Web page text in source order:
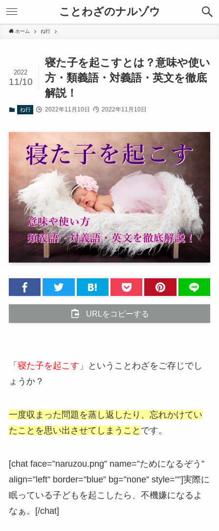
ことわざのナルゾウ
ホーム ね行
寝た子を起こすとは？意味や使い
方・類義語・対義語・英文を徹底
解説！
2022
11/10
ね行 2022年11月10日 2022年11月10日
URLをコピーする
「 寝た子を起こす 」ということわざをご存じでし
ょうか？
一度収まった問題を蒸し返したり、忘れかけてい
たことを思い出させてしまうこと です。
[chat face=”naruzou.png” name=”ためになるぞう”
align=”left” border=”blue” bg=”none” style=””]実際に
眠っている子どもを起こしたら、不機嫌になるよ
なぁ。[/chat]